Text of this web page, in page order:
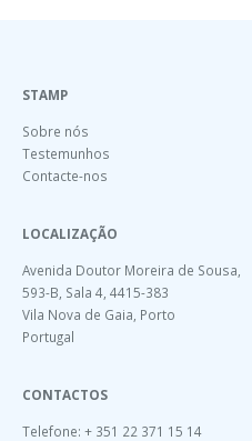
STAMP
Sobre nós
Testemunhos
Contacte-nos
LOCALIZAÇÃO
Avenida Doutor Moreira de Sousa,
593-B, Sala 4, 4415-383
Vila Nova de Gaia, Porto
Portugal
CONTACTOS
Telefone: + 351 22 371 15 14